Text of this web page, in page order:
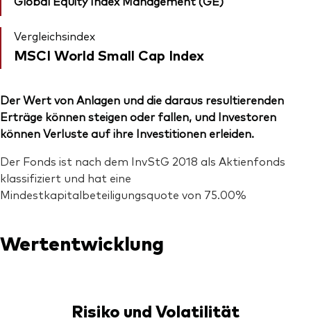
Vergleichsindex
MSCI World Small Cap Index
Der Wert von Anlagen und die daraus resultierenden
Erträge können steigen oder fallen, und Investoren
können Verluste auf ihre Investitionen erleiden.
Der Fonds ist nach dem InvStG 2018 als Aktienfonds
klassifiziert und hat eine
Mindestkapitalbeteiligungsquote von 75.00%
Wertentwicklung
Risiko und Volatilität